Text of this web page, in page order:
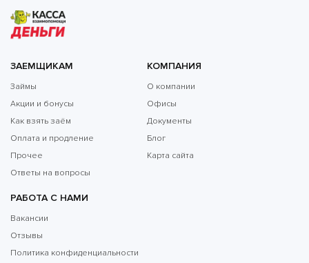
ЗАЕМЩИКАМ
Займы
Акции и бонусы
Как взять заём
Оплата и продление
Прочее
Ответы на вопросы
КОМПАНИЯ
О компании
Офисы
Документы
Блог
Карта сайта
РАБОТА С НАМИ
Вакансии
Отзывы
Политика конфиденциальности